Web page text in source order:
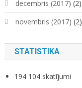
decembris (2017) (2)
novembris (2017) (2)
STATISTIKA
194 104 skatījumi